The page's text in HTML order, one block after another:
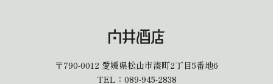
〒790-0012 愛媛県松山市湊町2丁目5番地6
TEL： 089-945-2838